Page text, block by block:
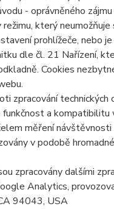
- oprávněného
který
prohlížeče, nebo
dle čl. 21 Nařízení,
Cookies
zpracování
a kompatibilitu
měření
v podobě
zpracovány dalšími
Analytics,
94043, USA